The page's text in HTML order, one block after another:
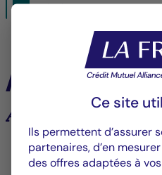
05/04/2023- PDF431 Ko
À la une
Analyses et tendances
Ce site
Ils permettent d’assurer
partenaires, d’en
des offres adaptées à